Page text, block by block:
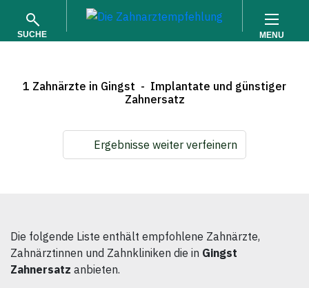
SUCHE MENU
1 Zahnärzte in Gingst - Implantate und günstiger
Zahnersatz
Ergebnisse weiter verfeinern
Die folgende Liste enthält empfohlene Zahnärzte,
Zahnärztinnen und Zahnkliniken die in Gingst
Zahnersatz anbieten.